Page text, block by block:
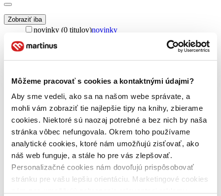
Môžeme pracovať s cookies a kontaktnými údajmi?
Aby sme vedeli, ako sa na našom webe správate, a
mohli vám zobraziť tie najlepšie tipy na knihy, zbierame
cookies. Niektoré sú naozaj potrebné a bez nich by naša
stránka vôbec nefungovala. Okrem toho používame
analytické cookies, ktoré nám umožňujú zisťovať, ako
náš web funguje, a stále ho pre vás zlepšovať.
Personalizačné cookies nám dovoľujú prispôsobovať
stránku pre vašu lepšiu orientáciu. Marketingové cookies
Zobraziť iba
novinky (0 titulov)novinky
predpredaj (0 titulov) predpredaj
pripravujeme (0 titulov)
dostupná (bez vypredaných) (0 titulov)dostupná (bez
vypredaných)
Nové / čítané
nová (0 titulov)nová
čítaná (0 titulov)čítaná
čítaná - výborný stav (0 titulov)čítaná - výborný stav
čítaná - mierne opotrebovaná (0 titulov)
čítaná - mierne
opotrebovaná
čítané verzie vypredaných kníh (0 titulov)čítané verzie
vypredaných kníh